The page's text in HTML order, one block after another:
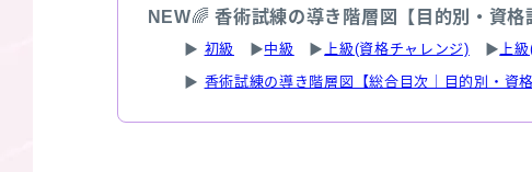
NEW🌈香術試練の導き階層図【目的別・資格
▶ 初級 ▶中級 ▶ 上級(資格チャレンジ) ▶ 上
▶ 香術試練の導き階層図【総合目次｜目的別・資